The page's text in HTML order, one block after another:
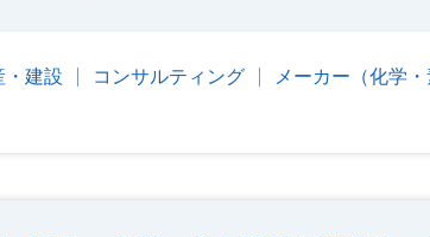
・建設 コンサルティング
メーカー（化学・